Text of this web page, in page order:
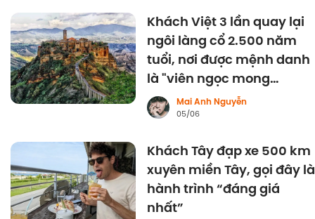
Khách Việt 3 lần quay lại
ngôi làng cổ 2.500 năm
tuổi, nơi được mệnh danh
là "viên ngọc mong
manh" của Italy
Mai Anh Nguyễn
05/06
Khách Tây đạp xe 500 km
xuyên miền Tây, gọi đây là
hành trình “đáng giá
nhất”